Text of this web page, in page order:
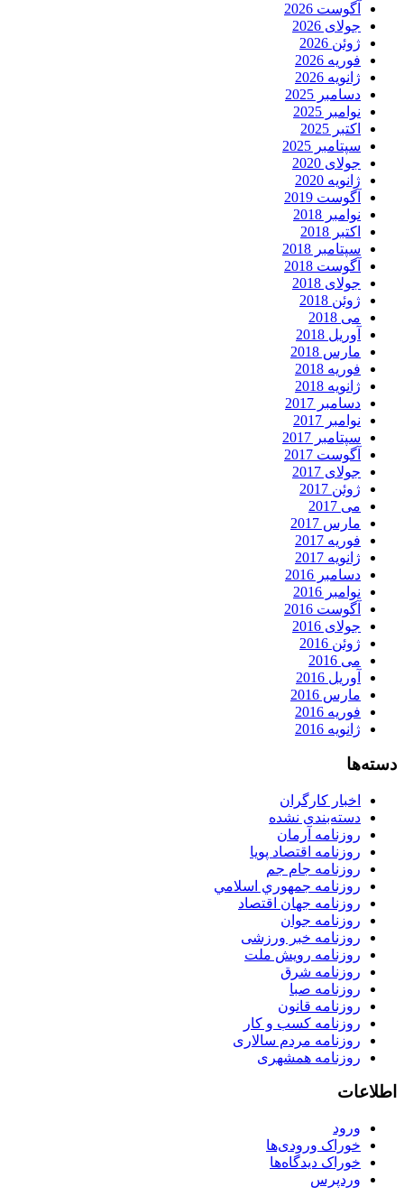
آگوست 2026
جولای 2026
ژوئن 2026
فوریه 2026
ژانویه 2026
دسامبر 2025
نوامبر 2025
اکتبر 2025
سپتامبر 2025
جولای 2020
ژانویه 2020
آگوست 2019
نوامبر 2018
اکتبر 2018
سپتامبر 2018
آگوست 2018
جولای 2018
ژوئن 2018
می 2018
آوریل 2018
مارس 2018
فوریه 2018
ژانویه 2018
دسامبر 2017
نوامبر 2017
سپتامبر 2017
آگوست 2017
جولای 2017
ژوئن 2017
می 2017
مارس 2017
فوریه 2017
ژانویه 2017
دسامبر 2016
نوامبر 2016
آگوست 2016
جولای 2016
ژوئن 2016
می 2016
آوریل 2016
مارس 2016
فوریه 2016
ژانویه 2016
دسته‌ها
اخبار کارگران
دسته‌بندی نشده
روزنامه آرمان
روزنامه اقتصاد پویا
روزنامه جام جم
روزنامه جمهوري اسلامي
روزنامه جهان اقتصاد
روزنامه جوان
روزنامه خبر ورزشى
روزنامه رویش ملت
روزنامه شرق
روزنامه صبا
روزنامه قانون
روزنامه كسب و كار
روزنامه مردم سالاری
روزنامه همشهری
اطلاعات
ورود
خوراک ورودی‌ها
خوراک دیدگاه‌ها
وردپرس